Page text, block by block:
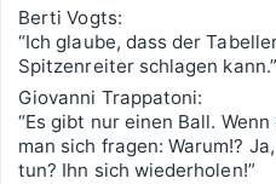
Berti Vogts:
“Ich glaube, dass der
Spitzenreiter schlagen kann.”
Giovanni Trappatoni:
“Es gibt nur einen Ball.
man sich fragen: Warum!?
tun? Ihn sich wiederholen!”